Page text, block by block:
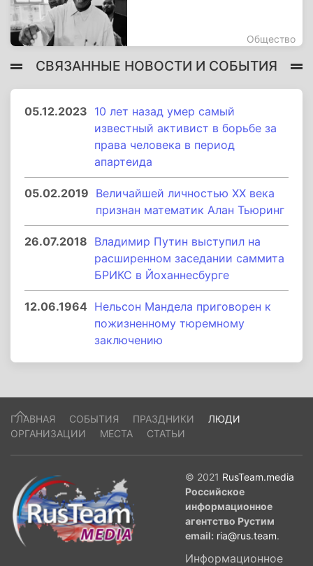
Общество
СВЯЗАННЫЕ НОВОСТИ И СОБЫТИЯ
05.12.2023 10 лет назад умер самый
известный активист в борьбе за
права человека в период
апартеида
05.02.2019 Величайшей личностью XX века
признан математик Алан Тьюринг
26.07.2018 Владимир Путин выступил на
расширенном заседании саммита
БРИКС в Йоханнесбурге
12.06.1964 Нельсон Мандела приговорен к
пожизненному тюремному
заключению
ГЛАВНАЯ СОБЫТИЯ ПРАЗДНИКИ
ЛЮДИ
ОРГАНИЗАЦИИ
МЕСТА СТАТЬИ
© 2021 RusTeam.media
Российское
информационное
агентство Рустим
email: ria@rus.team.
Информационное